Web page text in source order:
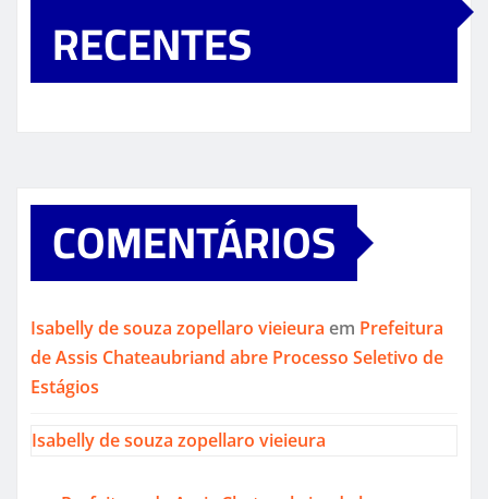
RECENTES
COMENTÁRIOS
Isabelly de souza zopellaro vieieura em Prefeitura
de Assis Chateaubriand abre Processo Seletivo de
Estágios
Isabelly de souza zopellaro vieieura